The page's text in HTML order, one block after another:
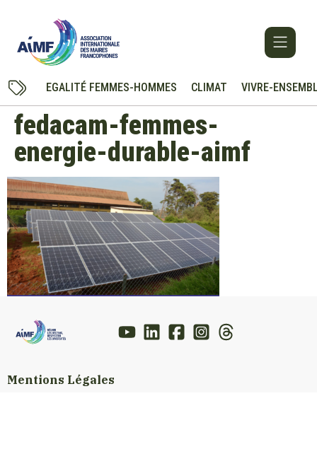
EGALITÉ FEMMES-HOMMES CLIMAT VIVRE-
fedacam-femmes-
energie-durable-aimf
Mentions Légales